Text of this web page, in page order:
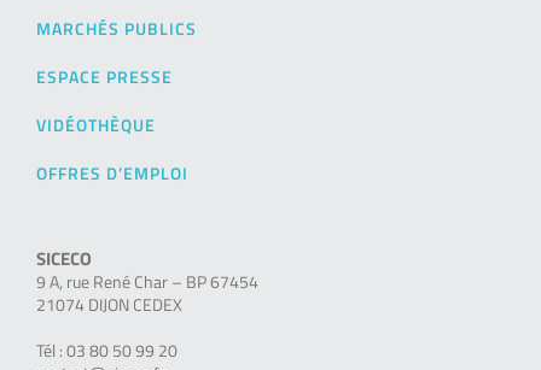
MARCHÉS PUBLICS
ESPACE PRESSE
VIDÉOTHÈQUE
OFFRES D’EMPLOI
SICECO
9 A, rue René Char – BP 67454
21074 DIJON CEDEX
Tél : 03 80 50 99 20